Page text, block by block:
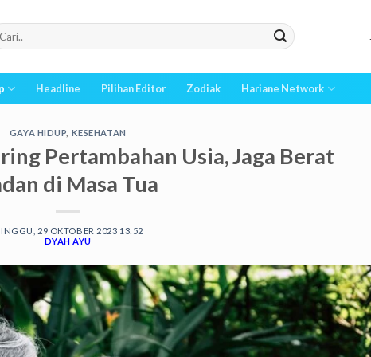
Headline Pilihan Editor Zodiak Hariane Network
GAYA HIDUP KESEHATAN
Pertambahan Usia, Jaga Berat
di Masa Tua
29 OKTOBER 2023 13:52
DYAH AYU